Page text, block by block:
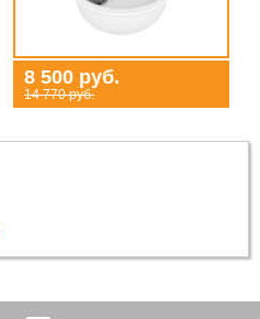
8 500 руб.
14 770 руб.